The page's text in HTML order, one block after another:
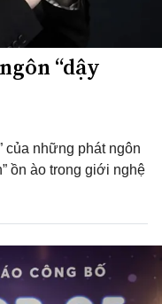
“dậy
của những phát ngôn
ồn ào trong giới nghệ